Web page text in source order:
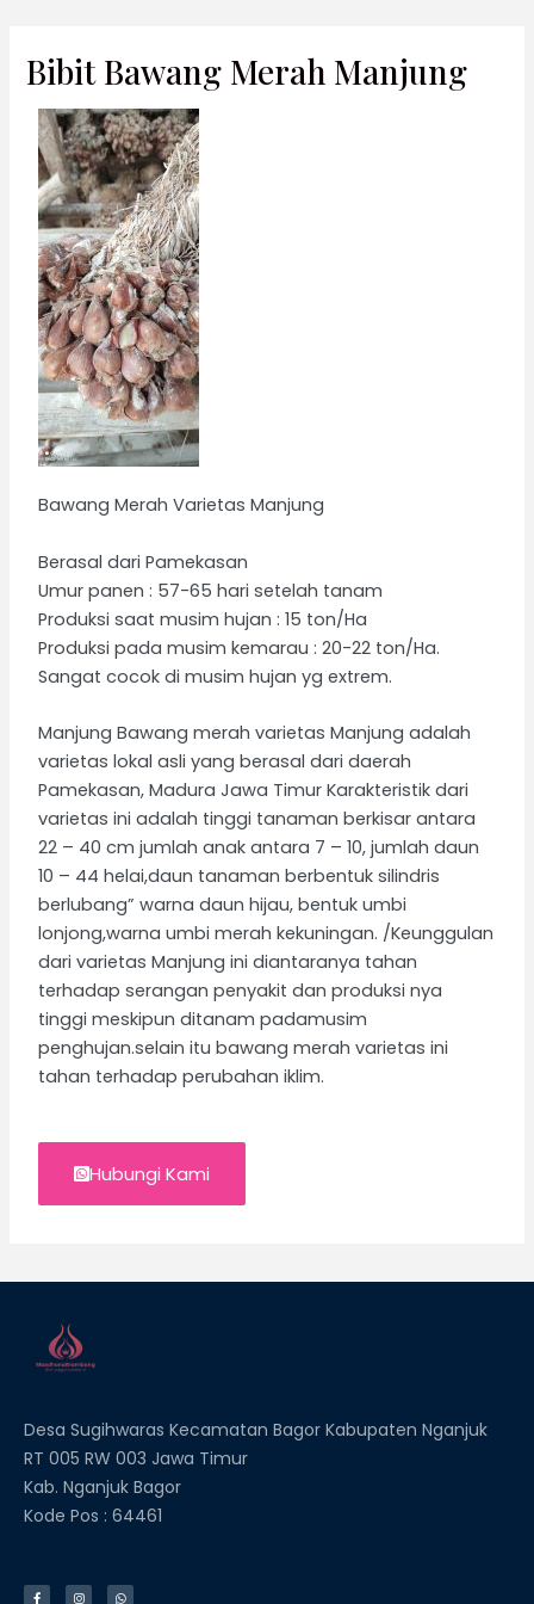
Bibit Bawang Merah Manjung
Bawang Merah Varietas Manjung
Berasal dari Pamekasan
Umur panen : 57-65 hari setelah tanam
Produksi saat musim hujan : 15 ton/Ha
Produksi pada musim kemarau : 20-22 ton/Ha.
Sangat cocok di musim hujan yg extrem.
Manjung Bawang merah varietas Manjung adalah
varietas lokal asli yang berasal dari daerah
Pamekasan, Madura Jawa Timur Karakteristik dari
varietas ini adalah tinggi tanaman berkisar antara
22 – 40 cm jumlah anak antara 7 – 10, jumlah daun
10 – 44 helai,daun tanaman berbentuk silindris
berlubang” warna daun hijau, bentuk umbi
lonjong,warna umbi merah kekuningan. /Keunggulan
dari varietas Manjung ini diantaranya tahan
terhadap serangan penyakit dan produksi nya
tinggi meskipun ditanam padamusim
penghujan.selain itu bawang merah varietas ini
tahan terhadap perubahan iklim.
Hubungi Kami
Desa Sugihwaras Kecamatan Bagor Kabupaten Nganjuk
RT 005 RW 003 Jawa Timur
Kab. Nganjuk Bagor
Kode Pos : 64461
F
a
I
n
W
h